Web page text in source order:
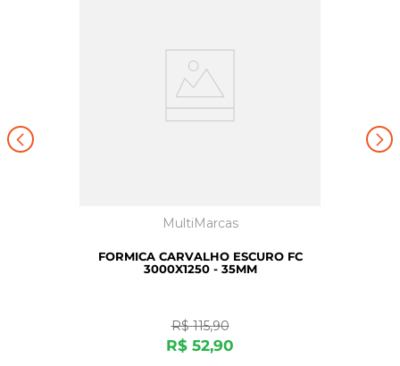
MultiMarcas
FORMICA CARVALHO ESCURO FC
3000X1250 - 35MM
R$ 115,90
R$ 52,90